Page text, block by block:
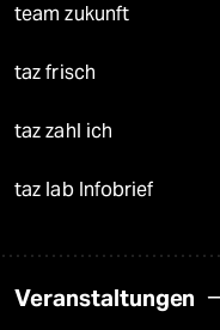
team zukunft
taz frisch
taz zahl ich
taz lab Infobrief
Veranstaltungen